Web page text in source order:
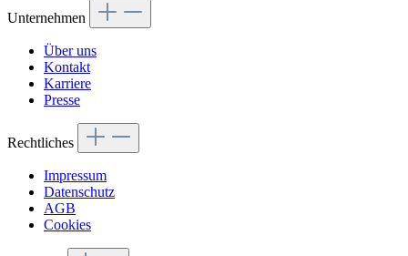
Unternehmen
Über uns
Kontakt
Karriere
Presse
Rechtliches
Impressum
Datenschutz
AGB
Cookies